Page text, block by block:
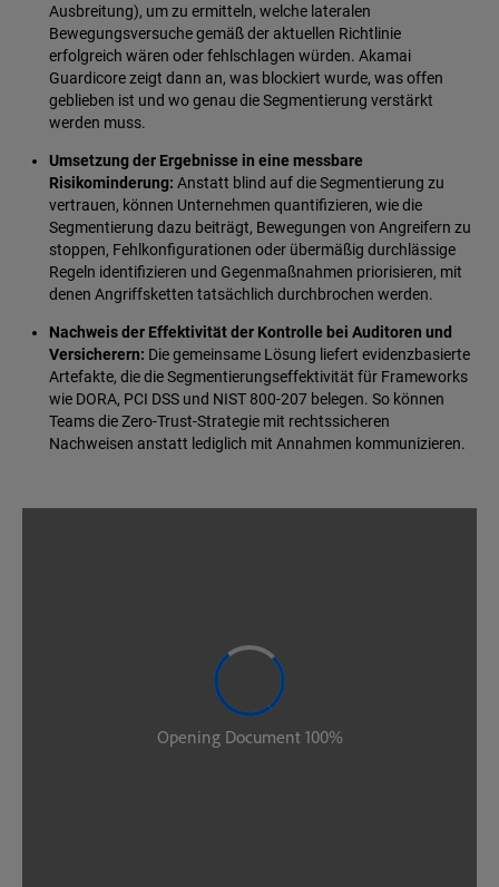
Ausbreitung), um zu ermitteln, welche lateralen
Bewegungsversuche gemäß der aktuellen Richtlinie
erfolgreich wären oder fehlschlagen würden. Akamai
Guardicore zeigt dann an, was blockiert wurde, was offen
geblieben ist und wo genau die Segmentierung verstärkt
werden muss.
Umsetzung der Ergebnisse in eine messbare
Risikominderung: Anstatt blind auf die Segmentierung zu
vertrauen, können Unternehmen quantifizieren, wie die
Segmentierung dazu beiträgt, Bewegungen von Angreifern zu
stoppen, Fehlkonfigurationen oder übermäßig durchlässige
Regeln identifizieren und Gegenmaßnahmen priorisieren, mit
denen Angriffsketten tatsächlich durchbrochen werden.
Nachweis der Effektivität der Kontrolle bei Auditoren und
Versicherern: Die gemeinsame Lösung liefert evidenzbasierte
Artefakte, die die Segmentierungseffektivität für Frameworks
wie DORA, PCI DSS und NIST 800-207 belegen. So können
Teams die Zero-Trust-Strategie mit rechtssicheren
Nachweisen anstatt lediglich mit Annahmen kommunizieren.